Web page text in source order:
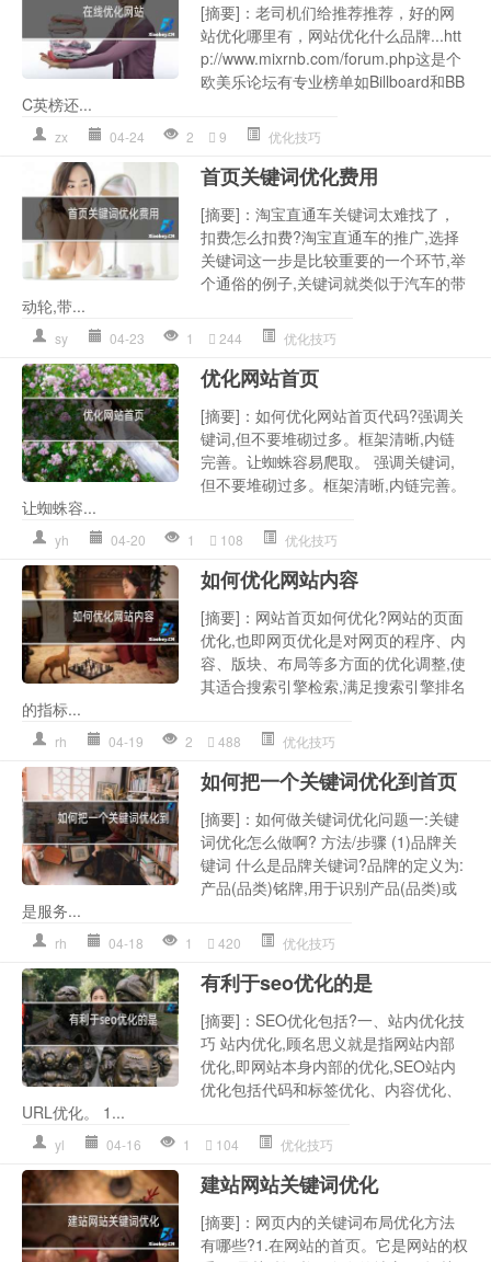
[摘要]：老司机们给推荐推荐，好的网
站优化哪里有，网站优化什么品牌...htt
p://www.mixrnb.com/forum.php这是个
欧美乐论坛有专业榜单如Billboard和BB
C英榜还...
zx 04-24 2 9 优化技巧
首页关键词优化费用
[摘要]：淘宝直通车关键词太难找了，
扣费怎么扣费?淘宝直通车的推广,选择
关键词这一步是比较重要的一个环节,举
个通俗的例子,关键词就类似于汽车的带
动轮,带...
sy 04-23 1 244 优化技巧
优化网站首页
[摘要]：如何优化网站首页代码?强调关
键词,但不要堆砌过多。框架清晰,内链
完善。让蜘蛛容易爬取。 强调关键词,
但不要堆砌过多。框架清晰,内链完善。
让蜘蛛容...
yh 04-20 1 108 优化技巧
如何优化网站内容
[摘要]：网站首页如何优化?网站的页面
优化,也即网页优化是对网页的程序、内
容、版块、布局等多方面的优化调整,使
其适合搜索引擎检索,满足搜索引擎排名
的指标...
rh 04-19 2 488 优化技巧
如何把一个关键词优化到首页
[摘要]：如何做关键词优化问题一:关键
词优化怎么做啊? 方法/步骤 (1)品牌关
键词 什么是品牌关键词?品牌的定义为:
产品(品类)铭牌,用于识别产品(品类)或
是服务...
rh 04-18 1 420 优化技巧
有利于seo优化的是
[摘要]：SEO优化包括?一、站内优化技
巧 站内优化,顾名思义就是指网站内部
优化,即网站本身内部的优化,SEO站内
优化包括代码和标签优化、内容优化、
URL优化。 1...
yl 04-16 1 104 优化技巧
建站网站关键词优化
[摘要]：网页内的关键词布局优化方法
有哪些?1.在网站的首页。它是网站的权